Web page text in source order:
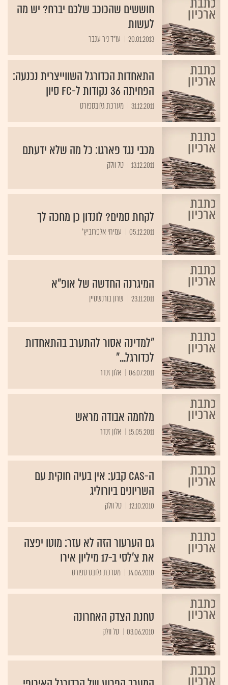
חוששים שהכוכב שלכם יברח? יש מה
לעשות
20.01.2013 עו"ד ניר ענבר
התאחדות הכדורגל השווייצרית נכנעה:
הפחיתה 36 נקודות ל-FC סיון
31.12.2011 מערכת גלובספורט
מכבי נגד פארגו: כל מה שלא ידעתם
13.12.2011 טל וולק
לקחת סמים? לונדון כן מחכה לך
05.12.2011 עמיחי אלפרוביץ'
המיגרנה החדשה של אופ"א
23.11.2011 שרון בורנשטיין
"למדינה אסור להתערב בהתאחדות
לכדורגל..."
06.07.2011 אלון זנדר
מלחמה אבודה מראש
15.05.2011 אלון זנדר
ה-CAS קבע: אין בעיה חוקית עם
השריונים ביורוליג
12.10.2010 טל וולק
גם הערעור הזה לא עזר: מוטו יפצה
את צ'לסי ב-17 מיליון אירו
14.06.2010 מערכת גלובס ספורט
טחנת הצדק האחרונה
03.06.2010 טל וולק